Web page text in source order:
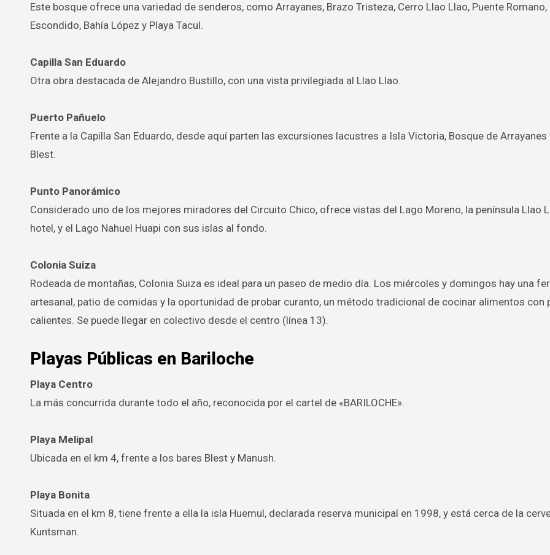
Este bosque ofrece una variedad de senderos, como Arrayanes, Brazo Tristeza, Cerro Llao Llao, Puente Romano,
Escondido, Bahía López y Playa Tacul.
Capilla San Eduardo
Otra obra destacada de Alejandro Bustillo, con una vista privilegiada al Llao Llao.
Puerto Pañuelo
Frente a la Capilla San Eduardo, desde aquí parten las excursiones lacustres a Isla Victoria, Bosque de Arrayanes
Blest.
Punto Panorámico
Considerado uno de los mejores miradores del Circuito Chico, ofrece vistas del Lago Moreno, la península Llao
hotel, y el Lago Nahuel Huapi con sus islas al fondo.
Colonia Suiza
Rodeada de montañas, Colonia Suiza es ideal para un paseo de medio día. Los miércoles y domingos hay una
artesanal, patio de comidas y la oportunidad de probar curanto, un método tradicional de cocinar alimentos con
calientes. Se puede llegar en colectivo desde el centro (línea 13).
Playas Públicas en Bariloche
Playa Centro
La más concurrida durante todo el año, reconocida por el cartel de «BARILOCHE».
Playa Melipal
Ubicada en el km 4, frente a los bares Blest y Manush.
Playa Bonita
Situada en el km 8, tiene frente a ella la isla Huemul, declarada reserva municipal en 1998, y está cerca de la
Kuntsman.